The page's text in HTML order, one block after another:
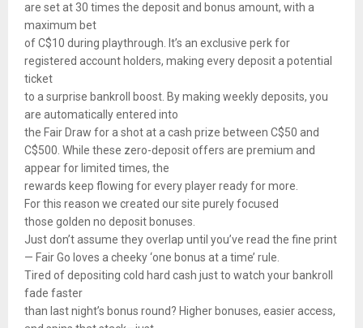
are set at 30 times the deposit and bonus amount, with a
maximum bet
of C$10 during playthrough. It’s an exclusive perk for
registered account holders, making every deposit a potential
ticket
to a surprise bankroll boost. By making weekly deposits, you
are automatically entered into
the Fair Draw for a shot at a cash prize between C$50 and
C$500. While these zero-deposit offers are premium and
appear for limited times, the
rewards keep flowing for every player ready for more.
For this reason we created our site purely focused
those golden no deposit bonuses.
Just don’t assume they overlap until you’ve read the fine print
— Fair Go loves a cheeky ‘one bonus at a time’ rule.
Tired of depositing cold hard cash just to watch your bankroll
fade faster
than last night’s bonus round? Higher bonuses, easier access,